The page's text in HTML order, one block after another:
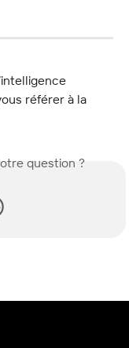
référer à la
question ?